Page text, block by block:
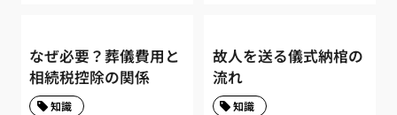
なぜ必要？葬儀費用と
相続税控除の関係
知識
故人を送る儀式納棺の
流れ
知識